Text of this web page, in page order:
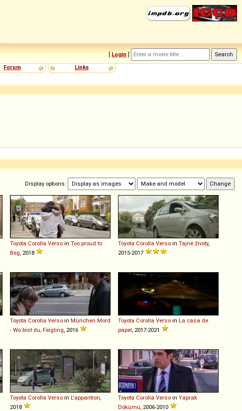
[ Login ]
Forum Links
Display options:
Toyota Corolla Verso in Too proud to
Beg , 2018
Toyota Corolla Verso in Tajné životy,
2015-2017
Toyota Corolla Verso in München Mord
- Wo bist du, Feigling , 2016
Toyota Corolla Verso in La casa de
papel , 2017-2021
Toyota Corolla Verso in L'apparition
2018
Toyota Corolla Verso in Yaprak
Dökümü , 2006-2010